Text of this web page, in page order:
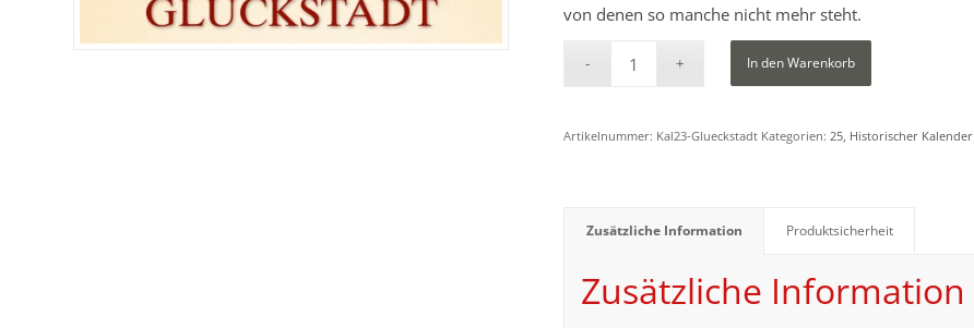
von denen so manche nicht mehr steht.
In den Warenkorb
Artikelnummer: Kal23-Glueckstadt Kategorien:25, Historischer Kalender
Zusätzliche Information Produktsicherheit
Zusätzliche Information